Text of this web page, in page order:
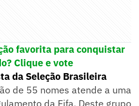
favorita para conquistar
Clique e vote
da Seleção Brasileira
de 55 nomes atende a uma
da Fifa. Deste grupo